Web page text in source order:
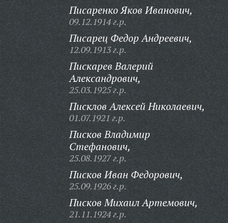
Писаренко Яков Иванович,
09.12.1914 г.р.
Писарец Федор Андреевич,
12.09.1913 г.р.
Пискарев Валерий
Александрович,
25.03.1925 г.р.
Писклов Алексей Николаевич,
01.07.1921 г.р.
Писков Владимир
Стефанович,
25.08.1927 г.р.
Писков Иван Федорович,
25.09.1926 г.р.
Писков Михаил Артемович,
21.11.1924 г.р.